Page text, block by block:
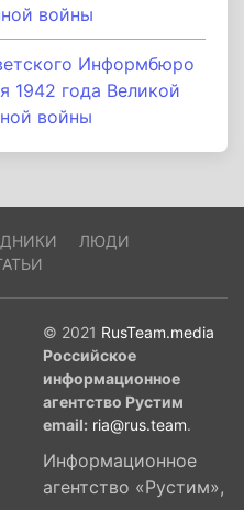
войны
Информбюро
1942 года Великой
войны
ЛЮДИ
© 2021 RusTeam.media
Российское
информационное
агентство Рустим
email: ria@rus.team.
Информационное
агентство «Рустим»,